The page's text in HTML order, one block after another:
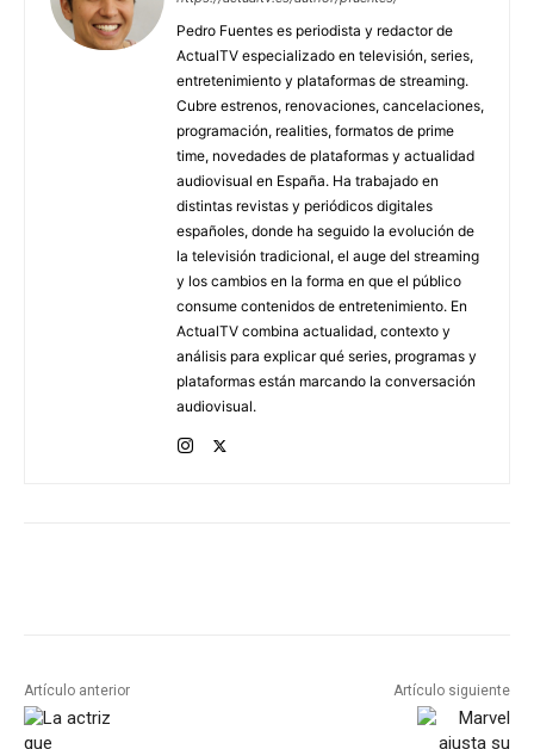
Pedro Fuentes es periodista y redactor de
ActualTV especializado en televisión, series,
entretenimiento y plataformas de streaming.
Cubre estrenos, renovaciones, cancelaciones,
programación, realities, formatos de prime
time, novedades de plataformas y actualidad
audiovisual en España. Ha trabajado en
distintas revistas y periódicos digitales
españoles, donde ha seguido la evolución de
la televisión tradicional, el auge del streaming
y los cambios en la forma en que el público
consume contenidos de entretenimiento. En
ActualTV combina actualidad, contexto y
análisis para explicar qué series, programas y
plataformas están marcando la conversación
audiovisual.
Artículo anterior Artículo siguiente